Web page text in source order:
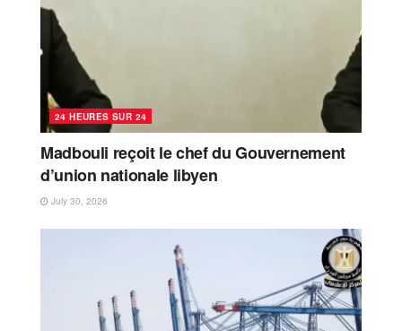
24 HEURES SUR 24
Madbouli reçoit le chef du Gouvernement
d’union nationale libyen
July 30, 2026